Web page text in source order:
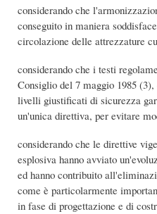
considerando che
conseguito in maniera
circolazione delle attrezzature
considerando che i testi
Consiglio del 7 maggio 1985
livelli giustificati di sicurezza
un'unica direttiva, per evitare
considerando che le direttive
esplosiva hanno avviato
ed hanno contribuito
come è particolarmente
in fase di progettazione e di